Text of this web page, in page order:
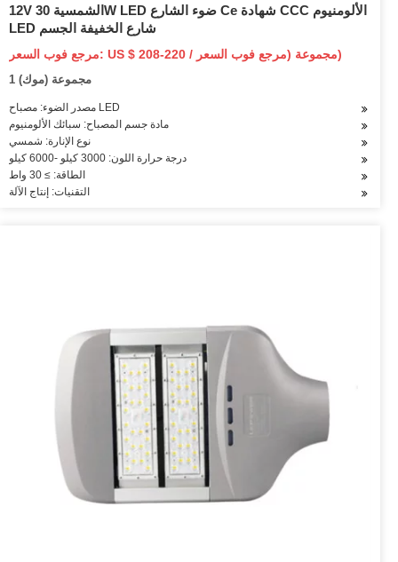
12V الشمسية 30W LED ضوء الشارع Ce شهادة CCC الألومنيوم
LED شارع الخفيفة الجسم
مرجع فوب السعر: US $ 208-220 / مجموعة (مرجع فوب السعر)
1 مجموعة (موك)
مصدر الضوء: مصباح LED
مادة جسم المصباح: سبائك الألومنيوم
نوع الإنارة: شمسي
درجة حرارة اللون: 3000 كيلو -6000 كيلو
الطاقة: ≥ 30 واط
التقنيات: إنتاج الآلة